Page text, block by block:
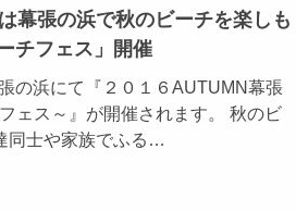
幕張の浜で秋のビーチを楽しも
チフェス」開催
の浜にて『２０１６AUTUMN幕張
ェス～』が開催されます。 秋のビ
同士や家族でふる…